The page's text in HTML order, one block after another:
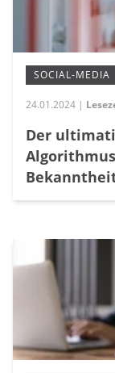
SOCIAL-MEDIA
24.01.2024 |
Der